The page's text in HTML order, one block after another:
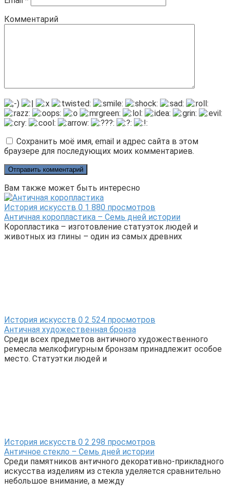
Комментарий
Сохранить моё имя, email и адрес сайта в этом
браузере для последующих моих комментариев.
Вам также может быть интересно
История искусств 0 1 880 просмотров
Античная коропластика – Семь дней истории
Коропластика – изготовление статуэток людей и
животных из глины – один из самых древних
История искусств 0 2 524 просмотров
Античная художественная бронза
Среди всех предметов античного художественного
ремесла мелкофигурным бронзам принадлежит особое
место. Статуэтки людей и
История искусств 0 2 298 просмотров
Античное стекло – Семь дней истории
Среди памятников античного декоративно-прикладного
искусства изделиям из стекла уделяется сравнительно
небольшое внимание, а между